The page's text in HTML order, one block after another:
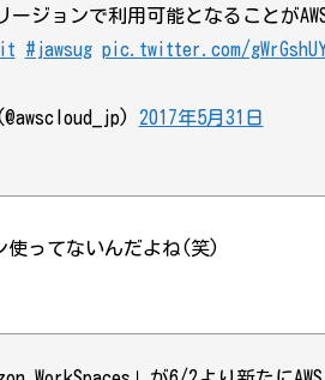
ジョンで利用可能となることが
#jawsug pic.twitter.com/
2017年5月31日
使ってないんだよね(笑)